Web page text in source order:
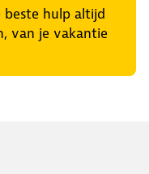
beste hulp altijd
van je vakantie